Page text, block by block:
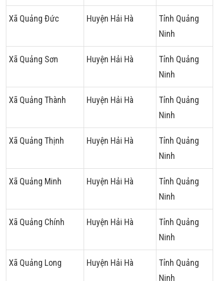
Xã Quảng Đức Huyện Hải Hà
Tỉnh Quảng
Ninh
Xã Quảng Sơn Huyện Hải Hà
Tỉnh Quảng
Ninh
Xã Quảng Thành Huyện Hải Hà
Tỉnh Quảng
Ninh
Xã Quảng Thịnh Huyện Hải Hà
Tỉnh Quảng
Ninh
Xã Quảng Minh Huyện Hải Hà
Tỉnh Quảng
Ninh
Xã Quảng Chính Huyện Hải Hà
Tỉnh Quảng
Ninh
Xã Quảng Long Huyện Hải Hà
Tỉnh Quảng
Ninh